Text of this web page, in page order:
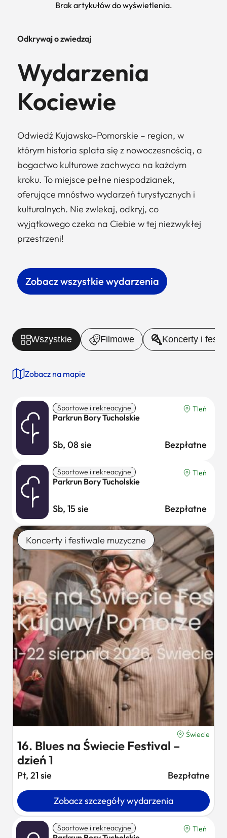
Brak artykułów do wyświetlenia.
Odkrywaj o zwiedzaj
Wydarzenia
Kociewie
Odwiedź Kujawsko-Pomorskie – region, w
którym historia splata się z nowoczesnością, a
bogactwo kulturowe zachwyca na każdym
kroku. To miejsce pełne niespodzianek,
oferujące mnóstwo wydarzeń turystycznych i
kulturalnych. Nie zwlekaj, odkryj, co
wyjątkowego czeka na Ciebie w tej niezwykłej
przestrzeni!
Zobacz wszystkie wydarzenia
Wszystkie Filmowe Koncerty i
Zobacz na mapie
Sportowe i rekreacyjne Tleń
Parkrun Bory Tucholskie
Sb, 08 sie Bezpłatne
Sportowe i rekreacyjne Tleń
Parkrun Bory Tucholskie
Sb, 15 sie Bezpłatne
Koncerty i festiwale muzyczne
Świecie
16. Blues na Świecie Festival –
dzień 1
Pt, 21 sie Bezpłatne
Zobacz szczegóły wydarzenia
Sportowe i rekreacyjne Tleń